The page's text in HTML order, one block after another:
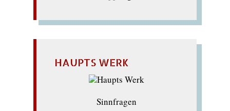
HAUPTS WERK
Sinnfragen